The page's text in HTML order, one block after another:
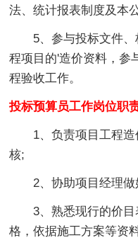
法、统计报表制度及本
5、参与投标文件、
程项目的'造价资料，参
程验收工作。
投标预算员工作岗位职
1、负责项目工程造
核;
2、协助项目经理做
3、熟悉现行的价目
格，依据施工方案等资